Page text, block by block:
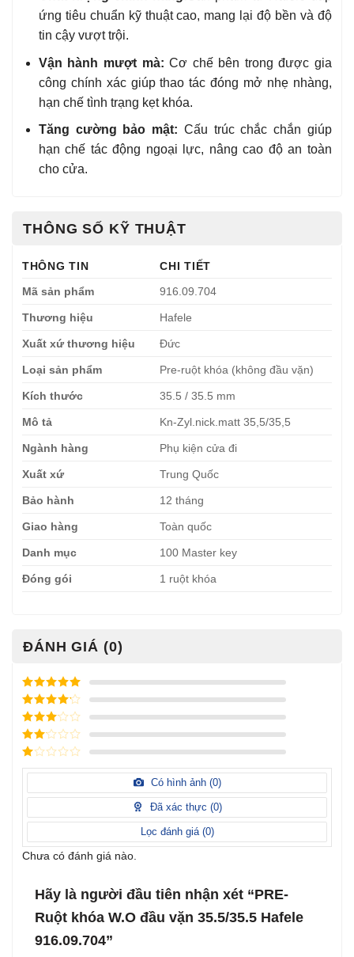
ứng tiêu chuẩn kỹ thuật cao, mang lại độ bền và độ
tin cậy vượt trội.
Vận hành mượt mà: Cơ chế bên trong được gia
công chính xác giúp thao tác đóng mở nhẹ nhàng,
hạn chế tình trạng kẹt khóa.
Tăng cường bảo mật: Cấu trúc chắc chắn giúp
hạn chế tác động ngoại lực, nâng cao độ an toàn
cho cửa.
THÔNG SỐ KỸ THUẬT
THÔNG TIN
CHI TIẾT
Mã sản phẩm
916.09.704
Thương hiệu Hafele
Xuất xứ thương hiệu Đức
Loại sản phẩm Pre-ruột khóa (không đầu vặn)
Kích thước 35.5 / 35.5 mm
Mô tả Kn-Zyl.nick.matt 35,5/35,5
Ngành hàng Phụ kiện cửa đi
Xuất xứ Trung Quốc
Bảo hành 12 tháng
Giao hàng Toàn quốc
Danh mục 100 Master key
Đóng gói 1 ruột khóa
ĐÁNH GIÁ (0)
Được xếp
hạng
5
5
sao
Được xếp
hạng
4
5
sao
Được
xếp
hạng3
5 sao
Được
hạng
sao
Được
hạng
sao
Có hình ảnh (0)
Đã xác thực (0)
Lọc đánh giá (0)
Chưa có đánh giá nào.
Hãy là người đầu tiên nhận xét “PRE-
Ruột khóa W.O đầu vặn 35.5/35.5 Hafele
916.09.704”